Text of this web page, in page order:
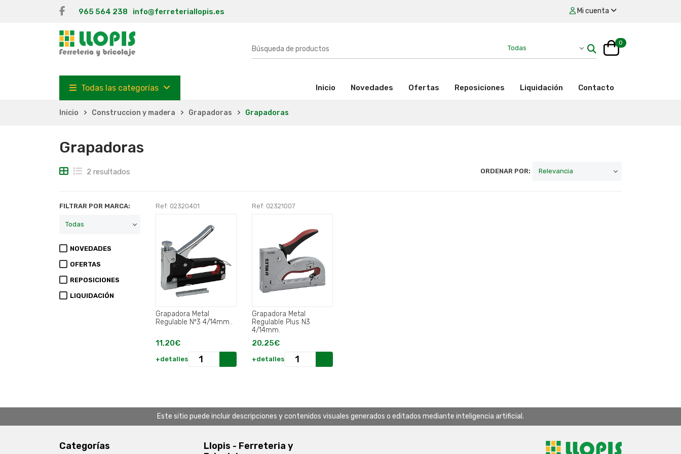
965 564 238 info@ferreteriallopis.es Mi cuenta
0
Todas las categorías Inicio (activo)Novedades Ofertas Reposiciones Liquidación Contacto
Inicio Construccion y madera Grapadoras Grapadoras
Grapadoras
2 resultados ORDENAR POR:
FILTRAR POR MARCA:
NOVEDADES
OFERTAS
REPOSICIONES
LIQUIDACIÓN
Ref: 02320401
Grapadora Metal
Regulable Nº3 4/14mm..
11,20€
+detalles
Ref: 02321007
Grapadora Metal
Regulable Plus N3
4/14mm.
20,25€
+detalles
Este sitio puede incluir descripciones y contenidos visuales generados o editados mediante inteligencia artificial.
Categorías
Llopis - Ferreteria y